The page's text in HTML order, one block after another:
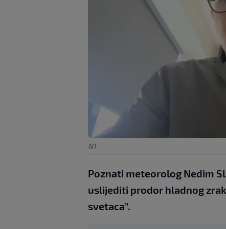
N1
Poznati meteorolog Nedim
uslijediti prodor hladnog
svetaca”.